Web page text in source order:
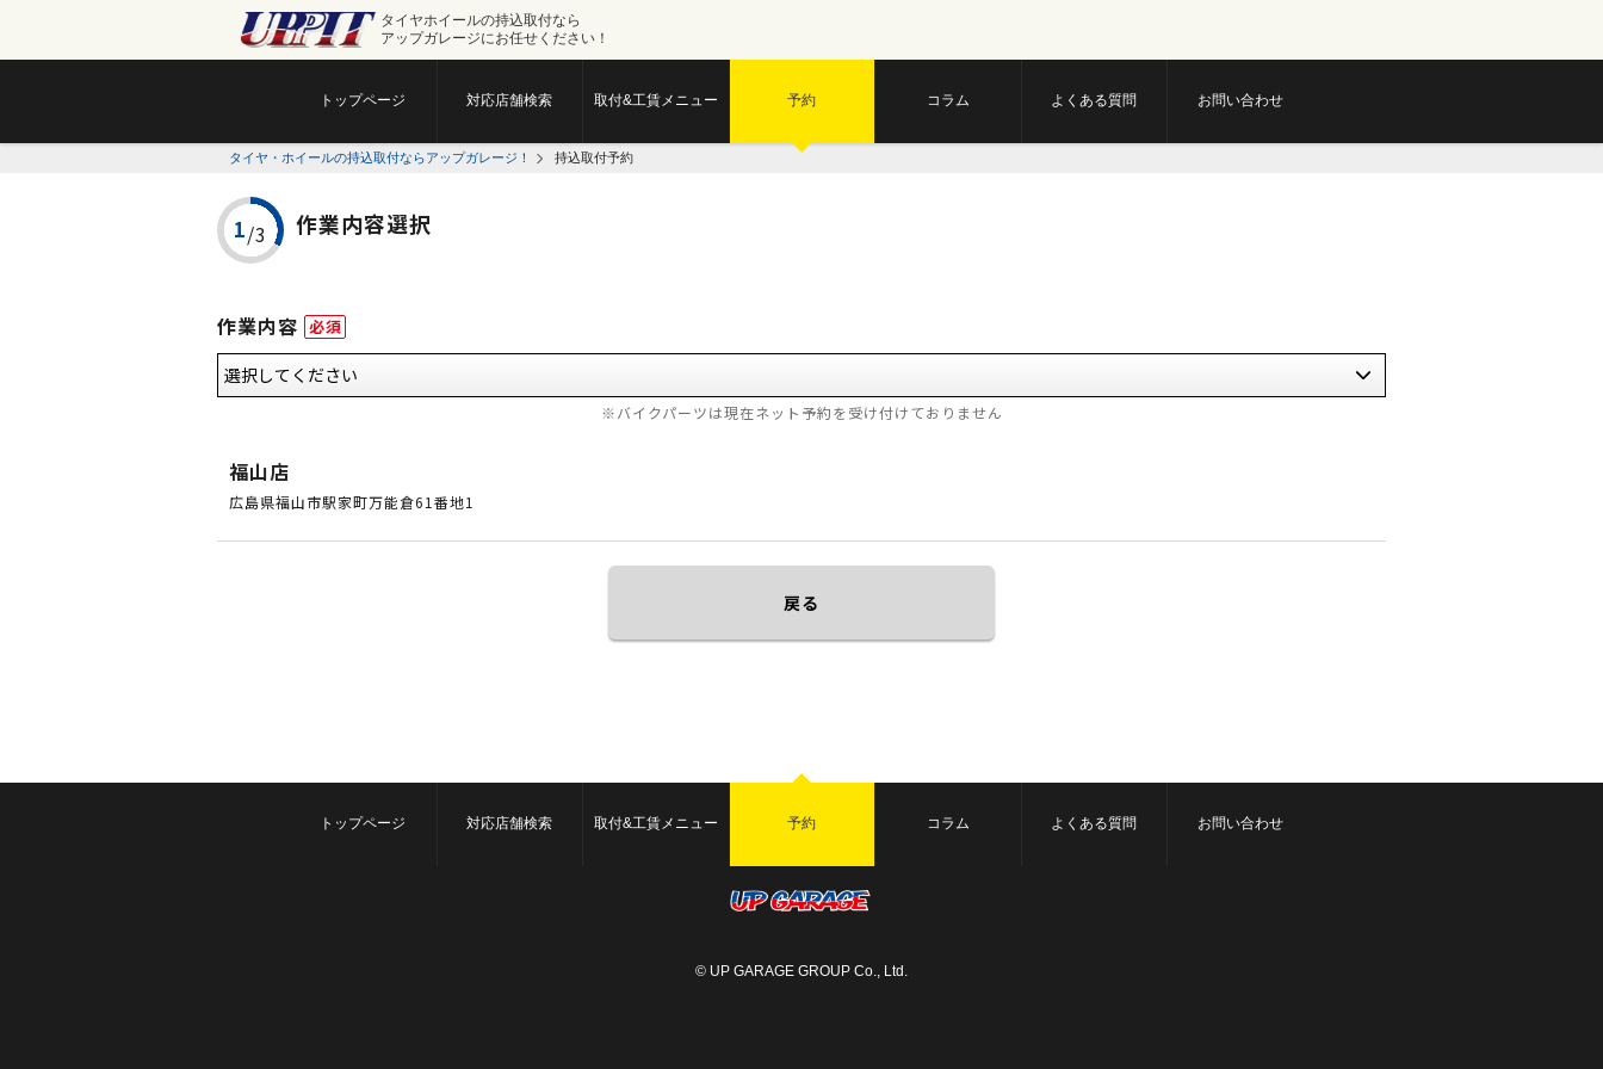
タイヤホイールの持込取付なら
アップガレージにお任せください！
トップページ 対応店舗検索 取付&工賃メニュー 予約 コラム よくある質問 お問い合わせ
タイヤ・ホイールの持込取付ならアップガレージ！ 持込取付予約
作業内容選択
作業内容 必須
※バイクパーツは現在ネット予約を受け付けておりません
福山店
広島県福山市駅家町万能倉61番地1
戻る
トップページ 対応店舗検索 取付&工賃メニュー 予約 コラム よくある質問 お問い合わせ
© UP GARAGE GROUP Co., Ltd.